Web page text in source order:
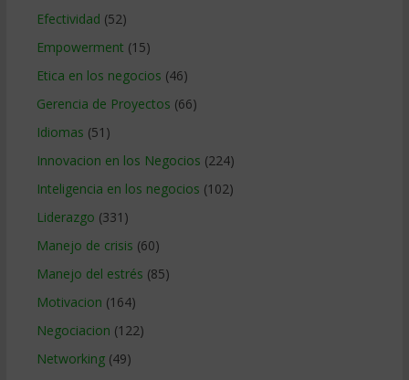
Efectividad (52)
Empowerment (15)
Etica en los negocios (46)
Gerencia de Proyectos (66)
Idiomas (51)
Innovacion en los Negocios (224)
Inteligencia en los negocios (102)
Liderazgo (331)
Manejo de crisis (60)
Manejo del estrés (85)
Motivacion (164)
Negociacion (122)
Networking(49)